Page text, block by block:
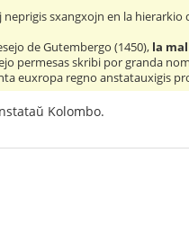
sxangxojn en la hierarkio
de Gutembergo (1450), la
permesas skribi por granda
euxropa regno anstatauxigis
Kolombo.